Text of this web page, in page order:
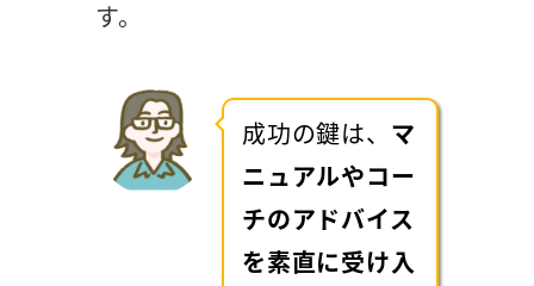
す。
成功の鍵は、 マ
ニュアルやコー
チのアドバイス
を素直に受け入